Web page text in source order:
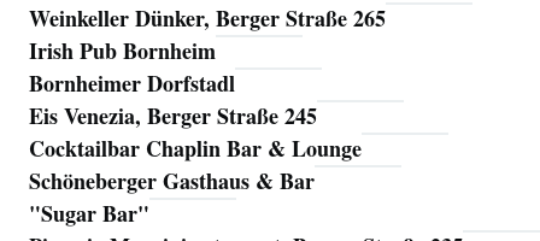
Weinkeller Dünker, Berger Straße 265
Irish Pub Bornheim
Bornheimer Dorfstadl
Eis Venezia, Berger Straße 245
Cocktailbar Chaplin Bar & Lounge
Schöneberger Gasthaus & Bar
"Sugar Bar"